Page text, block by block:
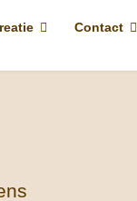
Contact